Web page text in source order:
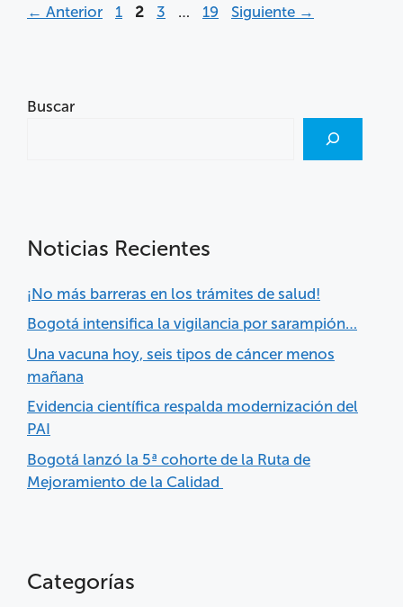
← Anterior 1 2 3 … 19 Siguiente →
Buscar
Noticias Recientes
¡No más barreras en los trámites de salud!
Bogotá intensifica la vigilancia por sarampión…
Una vacuna hoy, seis tipos de cáncer menos
mañana
Evidencia científica respalda modernización del
PAI
Bogotá lanzó la 5ª cohorte de la Ruta de
Mejoramiento de la Calidad
Categorías